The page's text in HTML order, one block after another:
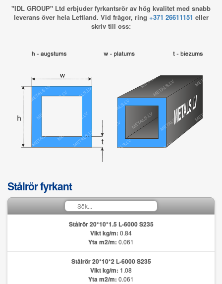
"IDL GROUP" Ltd erbjuder fyrkantsrör av hög kvalitet med snabb
leverans över hela Lettland. Vid frågor, ring +371 26611151 eller
skriv till oss:
Stålrör fyrkant
Stålrör 20*10*1.5 L-6000 S235
Vikt kg/m: 0.84
Yta m2/m: 0.061
Stålrör 20*10*2 L-6000 S235
Vikt kg/m: 1.08
Yta m2/m: 0.061